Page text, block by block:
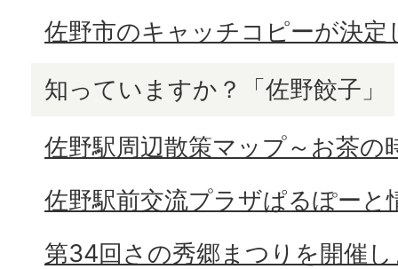
佐野市のキャッチコピーが決定
知っていますか？「佐野餃子」
佐野駅周辺散策マップ～お茶の
佐野駅前交流プラザぱるぽーと
第34回さの秀郷まつりを開催